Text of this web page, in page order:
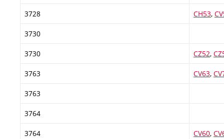
3728 CH53,
3730
3730 CZ52,
3763 CV63,
3763
3764
3764 CV60,